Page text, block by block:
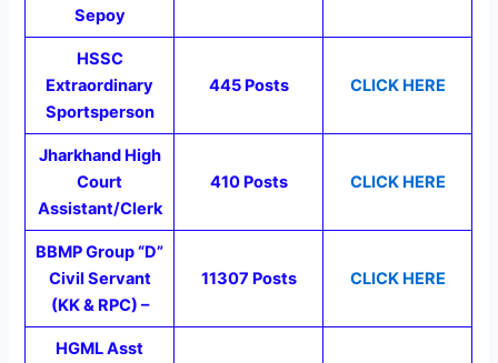
Sepoy
HSSC
Extraordinary
Sportsperson
445 Posts CLICK HERE
Jharkhand High
Court
Assistant/Clerk
410 Posts CLICK HERE
BBMP Group “D”
Civil Servant
(KK & RPC) –
11307 Posts CLICK HERE
HGML Asst